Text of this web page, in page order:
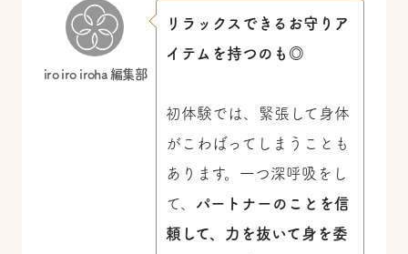
iro iro iroha 編集部
リラックスできるお守りア
イテムを持つのも◎
初体験では、緊張して身体
がこわばってしまうことも
あります。一つ深呼吸をし
て、 パートナーのことを信
頼して、力を抜いて身を委